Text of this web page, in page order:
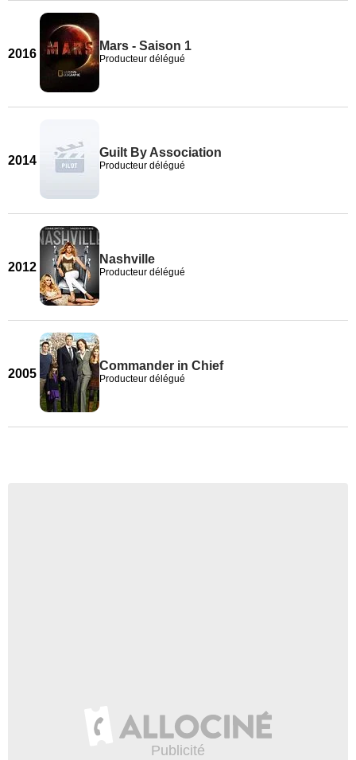
2016
Mars - Saison 1
Producteur délégué
2014
Guilt By Association
Producteur délégué
2012
Nashville
Producteur délégué
2005
Commander in Chief
Producteur délégué